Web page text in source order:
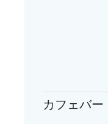
カフェバ